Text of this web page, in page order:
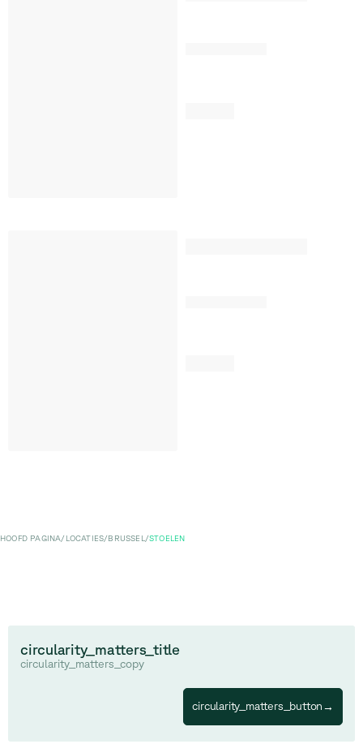
HOOFD PAGINA/ LOCATIES/BRUSSEL /STOELEN
circularity_matters_title
circularity_matters_copy
circularity_matters_button→